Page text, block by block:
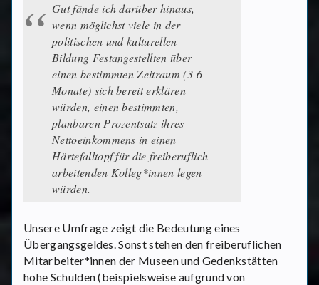
Gut fände ich darüber hinaus,
wenn möglichst viele in der
politischen und kulturellen
Bildung Festangestellten über
einen bestimmten Zeitraum (3-6
Monate) sich bereit erklären
würden, einen bestimmten,
planbaren Prozentsatz ihres
Nettoeinkommens in einen
Härtefalltopf für die freiberuflich
arbeitenden Kolleg*innen legen
würden.
Unsere Umfrage zeigt die Bedeutung eines
Übergangsgeldes. Sonst stehen den freiberuflichen
Mitarbeiter*innen der Museen und Gedenkstätten
hohe Schulden (beispielsweise aufgrund von